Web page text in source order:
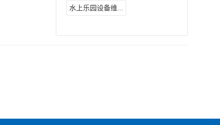
水上乐园设备维...